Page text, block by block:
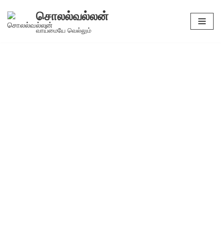
Skip
சொலல்வல்லன்
வாய்மையே வெல்லும்